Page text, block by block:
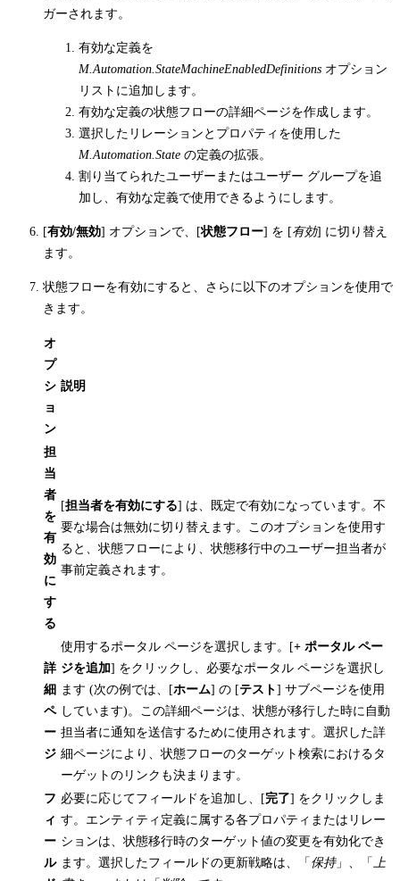
ガーされます。
有効な定義を
M.Automation.StateMachineEnabledDefinitions オプション
リストに追加します。
有効な定義の状態フローの詳細ページを作成します。
選択したリレーションとプロパティを使用した
M.Automation.State の定義の拡張。
割り当てられたユーザーまたはユーザー グループを追
加し、有効な定義で使用できるようにします。
[有効/無効] オプションで、[状態フロー] を [有効] に切り替え
ます。
状態フローを有効にすると、さらに以下のオプションを使用で
きます。
オ
プ
シ
ョ
ン
説明
担
当
者
を
有
効
に
す
る
[担当者を有効にする] は、既定で有効になっています。不
要な場合は無効に切り替えます。このオプションを使用す
ると、状態フローにより、状態移行中のユーザー担当者が
事前定義されます。
詳
細
ペ
ー
ジ
使用するポータル ページを選択します。[+ ポータル ペー
ジを追加] をクリックし、必要なポータル ページを選択し
ます (次の例では、[ホーム] の [テスト] サブページを使用
しています)。この詳細ページは、状態が移行した時に自動
担当者に通知を送信するために使用されます。選択した詳
細ページにより、状態フローのターゲット検索におけるタ
ーゲットのリンクも決まります。
フ
ィ
ー
ル
必要に応じてフィールドを追加し、[完了] をクリックしま
す。エンティティ定義に属する各プロパティまたはリレー
ションは、状態移行時のターゲット値の変更を有効化でき
ます。選択したフィールドの更新戦略は、「 保持」、「
上